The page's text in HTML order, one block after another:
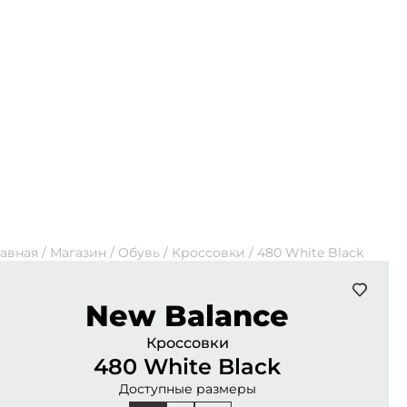
/ Магазин / Обувь/ Кроссовки / 480 White Black
New Balance
Кроссовки
480 White Black
Доступные размеры